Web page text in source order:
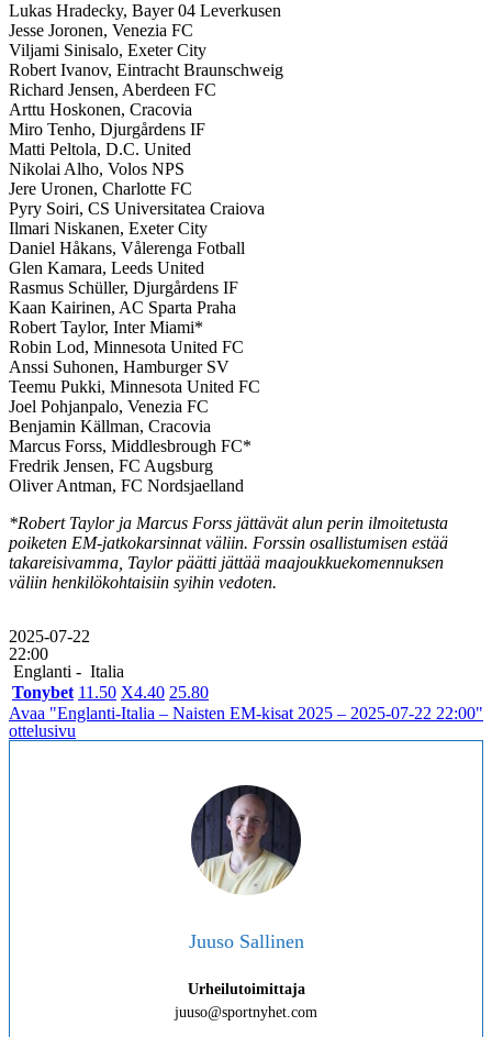
Lukas Hradecky, Bayer 04 Leverkusen
Jesse Joronen, Venezia FC
Viljami Sinisalo, Exeter City
Robert Ivanov, Eintracht Braunschweig
Richard Jensen, Aberdeen FC
Arttu Hoskonen, Cracovia
Miro Tenho, Djurgårdens IF
Matti Peltola, D.C. United
Nikolai Alho, Volos NPS
Jere Uronen, Charlotte FC
Pyry Soiri, CS Universitatea Craiova
Ilmari Niskanen, Exeter City
Daniel Håkans, Vålerenga Fotball
Glen Kamara, Leeds United
Rasmus Schüller, Djurgårdens IF
Kaan Kairinen, AC Sparta Praha
Robert Taylor, Inter Miami*
Robin Lod, Minnesota United FC
Anssi Suhonen, Hamburger SV
Teemu Pukki, Minnesota United FC
Joel Pohjanpalo, Venezia FC
Benjamin Källman, Cracovia
Marcus Forss, Middlesbrough FC*
Fredrik Jensen, FC Augsburg
Oliver Antman, FC Nordsjaelland
*Robert Taylor ja Marcus Forss jättävät alun perin ilmoitetusta
poiketen EM-jatkokarsinnat väliin. Forssin osallistumisen estää
takareisivamma, Taylor päätti jättää maajoukkuekomennuksen
väliin henkilökohtaisiin syihin vedoten.
2025-07-22
22:00
Englanti - Italia
Tonybet 11.50 X4.40 25.80
Avaa "Englanti-Italia – Naisten EM-kisat 2025 – 2025-07-22 22:00"
ottelusivu
Juuso Sallinen
Urheilutoimittaja
juuso@sportnyhet.com